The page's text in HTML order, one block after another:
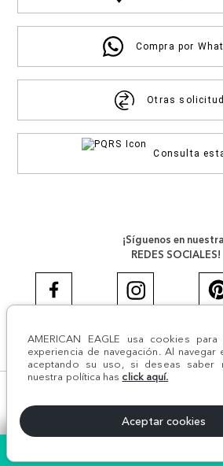
AMERICAN EAGLE usa cookies
experiencia de navegación. Al navegar
aceptando su uso, si deseas saber
nuestra política has click aquí.
Aceptar cookies
Compra por
Otras
Consulta
¡Síguenos en
REDES SOCIALES!
#AEJEANS
NIT:800.069.933-6 | CII 14 #52A - 370 | Medellín,